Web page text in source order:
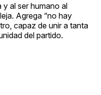
y al ser humano al
Agrega “no hay
capaz de unir a tanta
del partido.